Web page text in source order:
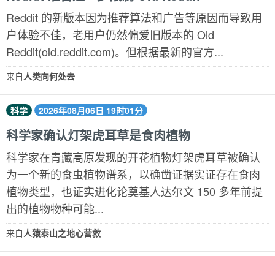
Reddit 的新版本因为推荐算法和广告等原因而导致用
户体验不佳，老用户仍然偏爱旧版本的 Old
Reddit(old.reddit.com)。但根据最新的官方...
来自人类向何处去
科学 2026年08月06日 19时01分
科学家确认灯架虎耳草是食肉植物
科学家在青藏高原发现的开花植物灯架虎耳草被确认
为一个新的食虫植物谱系，以确凿证据实证存在食肉
植物类型，也证实进化论奠基人达尔文 150 多年前提
出的植物物种可能...
来自人猿泰山之地心营救